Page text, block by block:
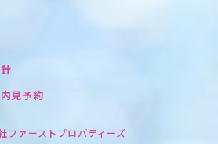
見予約
ファーストプロパティーズ